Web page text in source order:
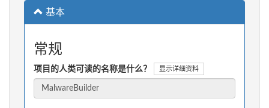
基本
常规
项目的人类可读的名称是什么？ 显示详细资料